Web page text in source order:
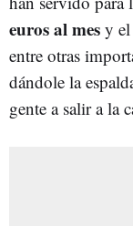
euros al mes y
entre otras
dándole la
gente a salir a la